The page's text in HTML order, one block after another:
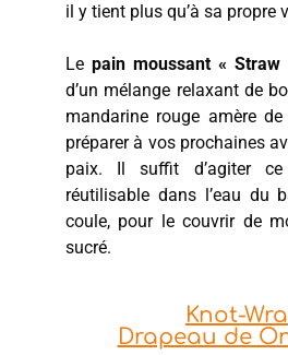
il y tient plus qu’à sa propre
Lepain moussant « Straw
d’un mélange relaxant de
mandarine rouge amère
préparer à vos prochaines
paix. Il suffit d’agiter
réutilisable dans l’eau du
coule, pour le couvrir de
sucré.
Knot-
Drapeau de